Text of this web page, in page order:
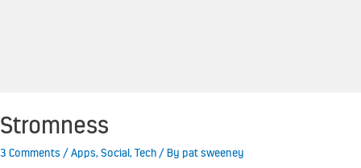
Stromness
3 Comments /Apps, Social, Tech / By pat sweeney